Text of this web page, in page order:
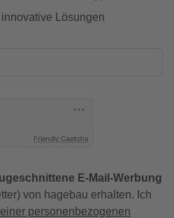
Lösungen
Friendly Captcha
E-Mail-Werbung
von hagebau erhalten. Ich
personenbezogenen